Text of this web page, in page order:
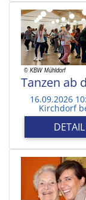
Tanzen ab
16.09.2026
Kirchdorf
DETAIL